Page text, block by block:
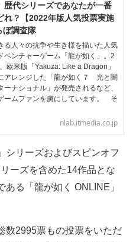
歴代シリーズであなたが一番
れ？【2022年版人気投票実施
ぼ調査隊
人々の抗争や生き様を描いた人気
ベンチャーゲーム「龍が如く」。2
欧米版「Yakuza: Like a Dragon」
アレンジした「龍が如く７ 光と闇
ナショナル」が発売されるなど、
ームファンを虜にしています。 そ
nlab.itmedia.co.jp
リーズおよびスピンオフ
ーズを含めた14作品とな
る「龍が如く ONLINE」
2995票もの投票をいただ